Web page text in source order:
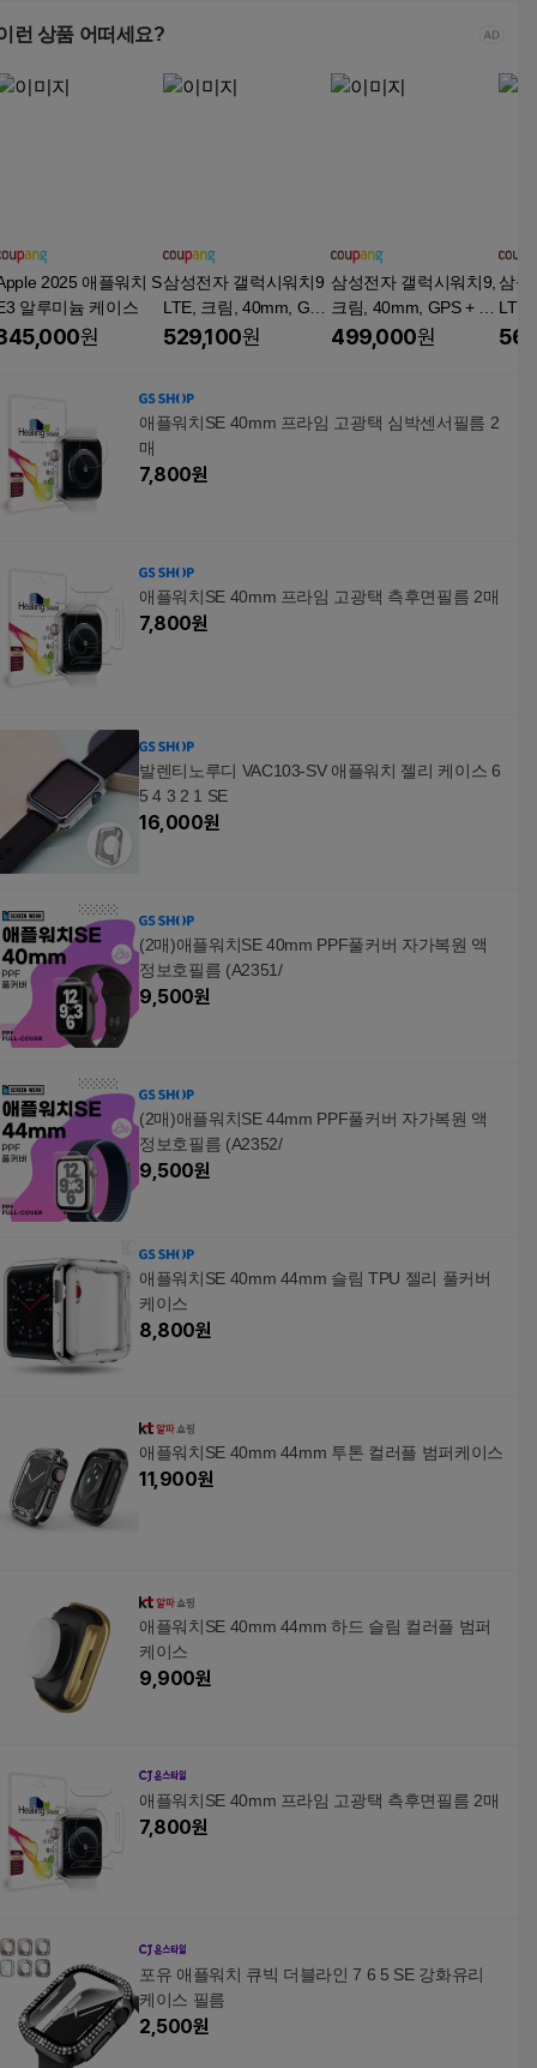
런 상품 어떠세요?
2025 애플워치 S
알루미늄 케이스
원
삼성전자 갤럭시워치9
LTE, 크림, 40mm, GPS
+Cellular
529,100원
삼성전자 갤럭시워치9,
크림, 40mm, GPS + 블
루투스
499,000원
삼성
애플워치SE 40mm 프라임 고광택 심박센서필름 2
매
7,800원
애플워치SE 40mm 프라임 고광택 측후면필름 2매
7,800원
발렌티노루디 VAC103-SV 애플워치 젤리 케이스 6
5 4 3 2 1 SE
16,000원
(2매)애플워치SE 40mm PPF풀커버 자가복원 액
정보호필름 (A2351/
9,500원
(2매)애플워치SE 44mm PPF풀커버 자가복원 액
정보호필름 (A2352/
9,500원
애플워치SE 40mm 44mm 슬림 TPU 젤리 풀커버
케이스
8,800원
애플워치SE 40mm 44mm 투톤 컬러플 범퍼케이스
11,900원
애플워치SE 40mm 44mm 하드 슬림 컬러플 범퍼
케이스
9,900원
애플워치SE 40mm 프라임 고광택 측후면필름 2매
7,800원
포유 애플워치 큐빅 더블라인 7 6 5 SE 강화유리
케이스 필름
2,500원